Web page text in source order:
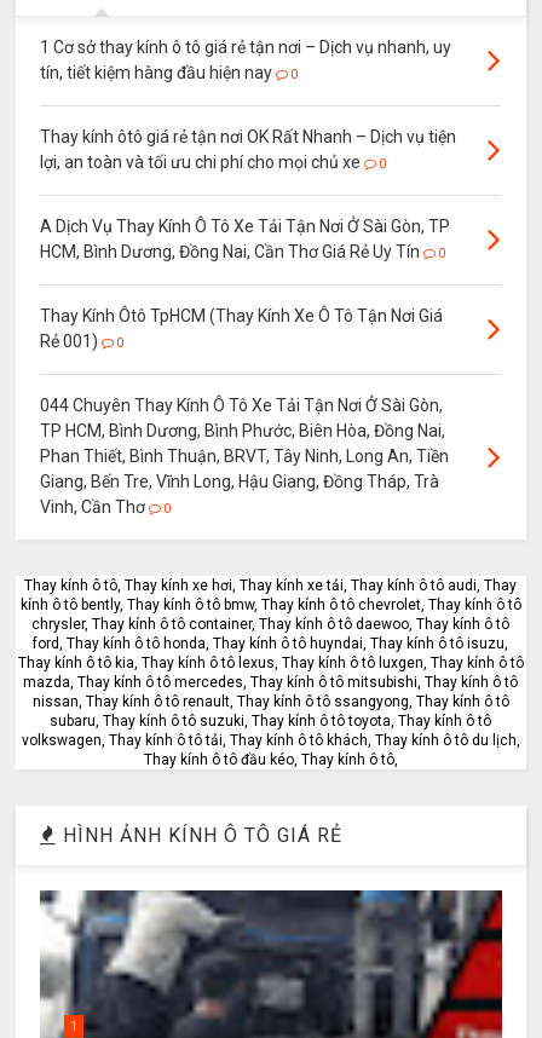
1 Cơ sở thay kính ô tô giá rẻ tận nơi – Dịch vụ nhanh, uy
tín, tiết kiệm hàng đầu hiện nay
0
Thay kính ôtô giá rẻ tận nơi OK Rất Nhanh – Dịch vụ tiện
lợi, an toàn và tối ưu chi phí cho mọi chủ xe
0
A Dịch Vụ Thay Kính Ô Tô Xe Tải Tận Nơi Ở Sài Gòn, TP
HCM, Bình Dương, Đồng Nai, Cần Thơ Giá Rẻ Uy Tín
0
Thay Kính Ôtô TpHCM (Thay Kính Xe Ô Tô Tận Nơi Giá
Rẻ 001)
0
044 Chuyên Thay Kính Ô Tô Xe Tải Tận Nơi Ở Sài Gòn,
TP HCM, Bình Dương, Bình Phước, Biên Hòa, Đồng Nai,
Phan Thiết, Bình Thuận, BRVT, Tây Ninh, Long An, Tiền
Giang, Bến Tre, Vĩnh Long, Hậu Giang, Đồng Tháp, Trà
Vinh, Cần Thơ
0
Thay kính ô tô, Thay kính xe hơi, Thay kính xe tải, Thay kính ô tô audi, Thay
kính ô tô bently, Thay kính ô tô bmw, Thay kính ô tô chevrolet, Thay kính ô tô
chrysler, Thay kính ô tô container, Thay kính ô tô daewoo, Thay kính ô tô
ford, Thay kính ô tô honda, Thay kính ô tô huyndai, Thay kính ô tô isuzu,
Thay kính ô tô kia, Thay kính ô tô lexus, Thay kính ô tô luxgen, Thay kính ô tô
mazda, Thay kính ô tô mercedes, Thay kính ô tô mitsubishi, Thay kính ô tô
nissan, Thay kính ô tô renault, Thay kính ô tô ssangyong, Thay kính ô tô
subaru, Thay kính ô tô suzuki, Thay kính ô tô toyota, Thay kính ô tô
volkswagen, Thay kính ô tô tải, Thay kính ô tô khách, Thay kính ô tô du lịch,
Thay kính ô tô đầu kéo, Thay kính ô tô,
HÌNH ẢNH KÍNH Ô TÔ GIÁ RẺ
1